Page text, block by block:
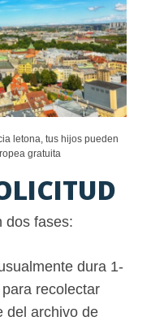
letona, tus hijos pueden
gratuita
dos fases:
dura 1-
recolectar
del archivo de